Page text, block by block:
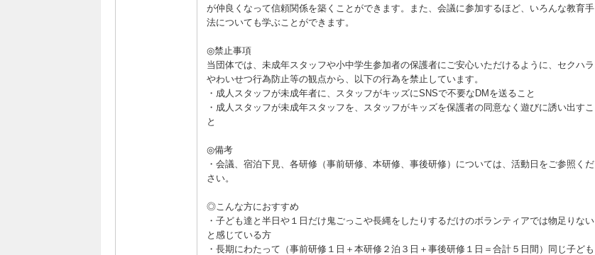
が仲良くなって信頼関係を築くことができます。また、会議に参加するほど、いろんな教育手
法についても学ぶことができます。
◎禁止事項
当団体では、未成年スタッフや小中学生参加者の保護者にご安心いただけるように、セクハラ
やわいせつ行為防止等の観点から、以下の行為を禁止しています。
・成人スタッフが未成年者に、スタッフがキッズにSNSで不要なDMを送ること
・成人スタッフが未成年スタッフを、スタッフがキッズを保護者の同意なく遊びに誘い出すこ
と
◎備考
・会議、宿泊下見、各研修（事前研修、本研修、事後研修）については、活動日をご参照くだ
さい。
◎こんな方におすすめ
・子ども達と半日や１日だけ鬼ごっこや長縄をしたりするだけのボランティアでは物足りない
と感じている方
・長期にわたって（事前研修１日＋本研修２泊３日＋事後研修１日＝合計５日間）同じ子ども